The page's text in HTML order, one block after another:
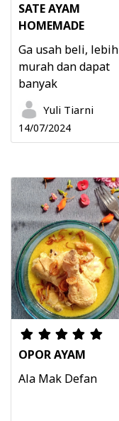
SATE AYAM
HOMEMADE
Ga usah beli, lebih
murah dan dapat
banyak
Yuli Tiarni
14/07/2024
OPOR AYAM
Ala Mak Defan